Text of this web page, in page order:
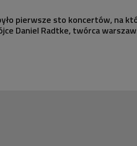
pierwsze sto koncertów, na
Daniel Radtke, twórca